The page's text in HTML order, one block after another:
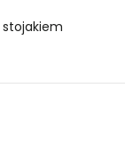
stojakiem
elementów)
elementów)